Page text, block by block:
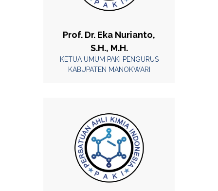
Prof. Dr. Eka Nurianto,
S.H., M.H.
KETUA UMUM PAKI PENGURUS
KABUPATEN MANOKWARI